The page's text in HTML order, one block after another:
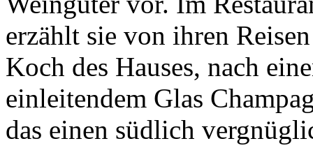
erzählt sie von ihren
Koch des Hauses, nach
einleitendem Glas
das einen südlich